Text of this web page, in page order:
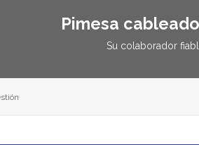
Pimesa
Su colaborador